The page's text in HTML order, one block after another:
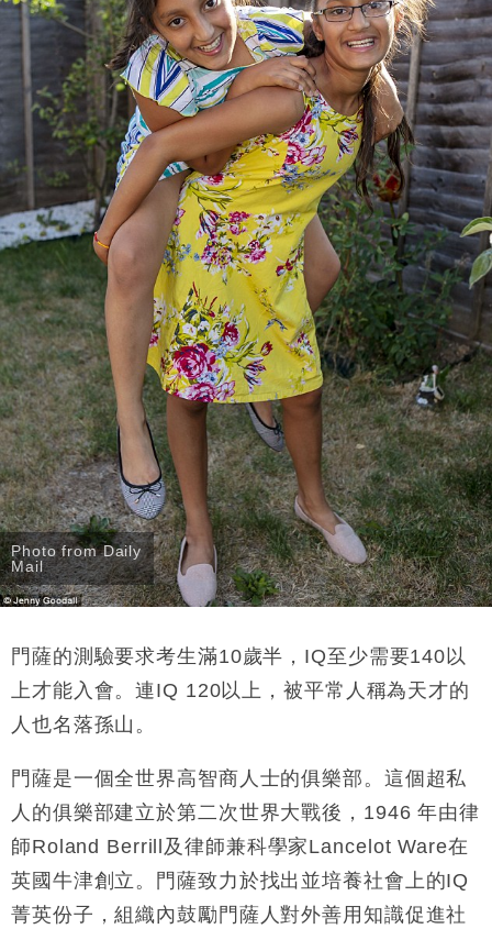
Photo from Daily
Mail
門薩的測驗要求考生滿10歲半，IQ至少需要140以
上才能入會。連IQ 120以上，被平常人稱為天才的
人也名落孫山。
門薩是一個全世界高智商人士的俱樂部。這個超私
人的俱樂部建立於第二次世界大戰後，1946 年由律
師Roland Berrill及律師兼科學家Lancelot Ware在
英國牛津創立。門薩致力於找出並培養社會上的IQ
菁英份子，組織內鼓勵門薩人對外善用知識促進社